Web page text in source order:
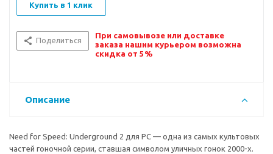
Купить в 1 клик
Поделиться
При самовывозе или доставке
заказа нашим курьером возможна
скидка от 5%
Описание
Need for Speed: Underground 2 для PC — одна из самых культовых
частей гоночной серии, ставшая символом уличных гонок 2000-х.